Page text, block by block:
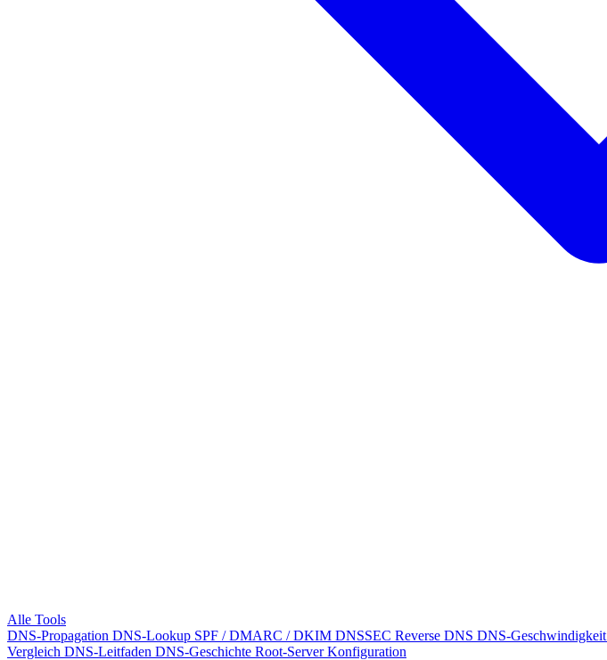
Alle Tools
DNS-Propagation DNS-Lookup SPF / DMARC / DKIM DNSSEC Reverse DNS DNS-Geschwindigkeit
Vergleich DNS-Leitfaden DNS-Geschichte Root-ServerKonfiguration